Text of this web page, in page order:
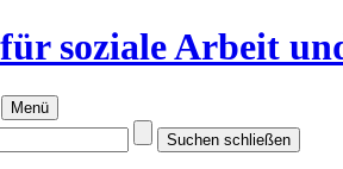
soziale Arbeit
Menü
Suchen schließen